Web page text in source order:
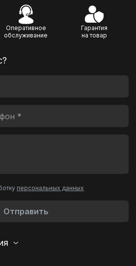
Оперативное
обслуживание
Гарантия
на товар
персональных данных
Отправить